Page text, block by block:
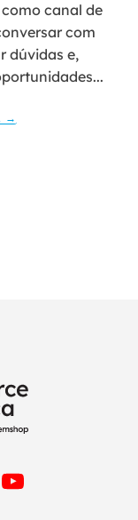
canal de
com
dúvidas e,
→